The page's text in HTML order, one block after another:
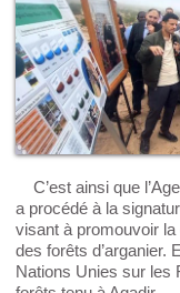
C’est ainsi que l’Agence Nationale des Eaux et Forêts (ANEF)
a procédé à la
visant à promouvoir
des forêts d’arganier.
Nations Unies sur les